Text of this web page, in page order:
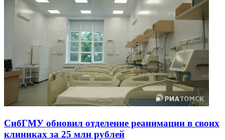
СибГМУ обновил отделение реанимации в своих
клиниках за 25 млн рублей